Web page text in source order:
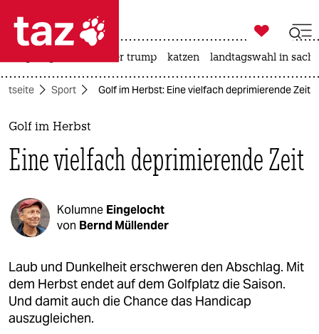
 taz zahl ich
taz zahl ich
themen
politik
öko
gesellschaft
kultur
sport
berlin

taz zahl ich
usa unter trump katzen landtagswahl in
Sport Golf im Herbst: Eine vielfach deprimierende Zeit
Golf im Herbst
Eine vielfach deprimierende Zeit
Kolumne Eingelocht
von Bernd Müllender
Laub und Dunkelheit erschweren den Abschlag. Mit
dem Herbst endet auf dem Golfplatz die Saison.
Und damit auch die Chance das Handicap
auszugleichen.